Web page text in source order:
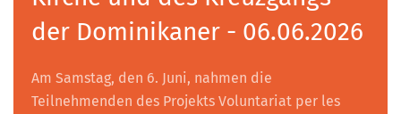
der Dominikaner - 06.06.2026
Am Samstag, den 6. Juni, nahmen die
Teilnehmenden des Projekts Voluntariat per les